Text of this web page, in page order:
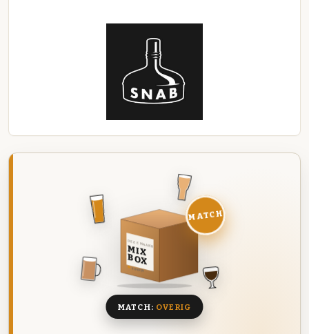
DEZE MAAND
MIX
BOX
8 BIEREN
MATCH
MATCH: OVERIG